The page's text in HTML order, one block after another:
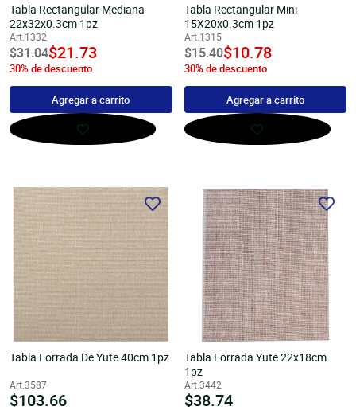
Tabla Rectangular Mediana
22x32x0.3cm 1pz
Art.1332
Precio
habitual
$31.04undefined
$21.73
30% de descuento
Agregar a carrito
Tabla Rectangular Mini
15X20x0.3cm 1pz
Art.1315
Precio
habitual
$15.40undefined
$10.78
30% de descuento
Agregar a carrito
Tabla Forrada De Yute 40cm 1pz
Art.3587
Precio
$103.66
Tabla Forrada Yute 22x18cm
1pz
Art.3442
Precio
$38.74